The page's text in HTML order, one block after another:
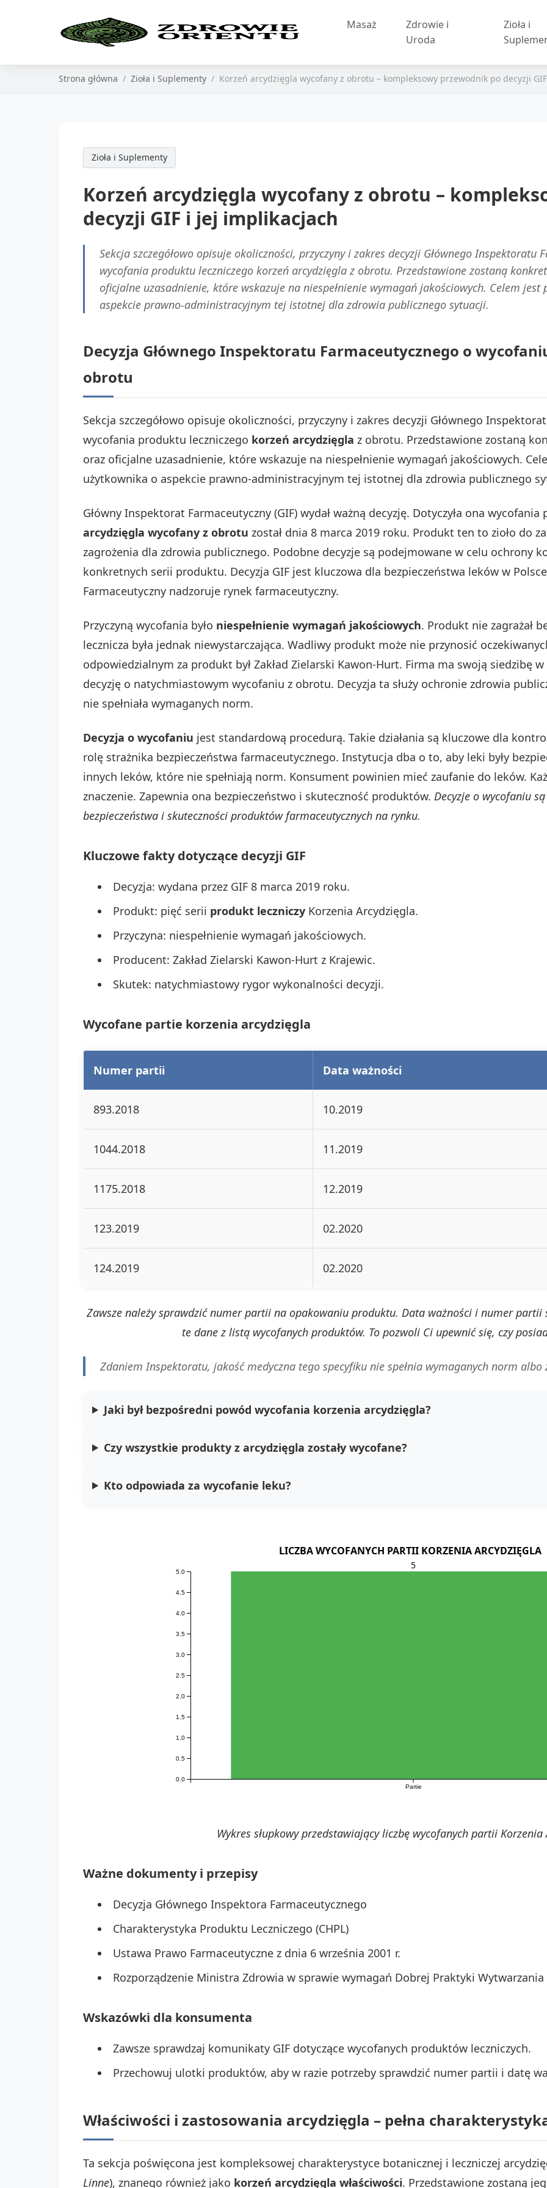
Masaż
Zdrowie i
Uroda
Zioła i
Strona główna Zioła i Suplementy Korzeń arcydzięgla wycofany z obrotu – kompleksowy przewodnik po decyzji
Zioła i Suplementy
Korzeń arcydzięgla wycofany z obrotu –
decyzji GIF i jej implikacjach
Sekcja szczegółowo opisuje okoliczności, przyczyny i zakres decyzji Głównego Inspektoratu
wycofania produktu leczniczego korzeń arcydzięgla z obrotu. Przedstawione zostaną
oficjalne uzasadnienie, które wskazuje na niespełnienie wymagań jakościowych. Celem
aspekcie prawno-administracyjnym tej istotnej dla zdrowia publicznego sytuacji.
Decyzja Głównego Inspektoratu Farmaceutycznego o
obrotu
Sekcja szczegółowo opisuje okoliczności, przyczyny i zakres decyzji Głównego
wycofania produktu leczniczego korzeń arcydzięgla z obrotu. Przedstawione zostaną
oraz oficjalne uzasadnienie, które wskazuje na niespełnienie wymagań jakościowych.
użytkownika o aspekcie prawno-administracyjnym tej istotnej dla zdrowia publicznego
Główny Inspektorat Farmaceutyczny (GIF) wydał ważną decyzję. Dotyczyła ona
arcydzięgla wycofany z obrotu został dnia 8 marca 2019 roku. Produkt ten to zioło do
zagrożenia dla zdrowia publicznego. Podobne decyzje są podejmowane w celu ochrony
konkretnych serii produktu. Decyzja GIF jest kluczowa dla bezpieczeństwa leków w
Farmaceutyczny nadzoruje rynek farmaceutyczny.
Przyczyną wycofania było niespełnienie wymagań jakościowych. Produkt nie zagrażał
lecznicza była jednak niewystarczająca. Wadliwy produkt może nie przynosić
odpowiedzialnym za produkt był Zakład Zielarski Kawon-Hurt. Firma ma swoją siedzibę
decyzję o natychmiastowym wycofaniu z obrotu. Decyzja ta służy ochronie zdrowia
nie spełniała wymaganych norm.
Decyzja o wycofaniu jest standardową procedurą. Takie działania są kluczowe dla
rolę strażnika bezpieczeństwa farmaceutycznego. Instytucja dba o to, aby leki były
innych leków, które nie spełniają norm. Konsument powinien mieć zaufanie do leków.
znaczenie. Zapewnia ona bezpieczeństwo i skuteczność produktów. Decyzje o wycofaniu
bezpieczeństwa i skuteczności produktów farmaceutycznych na rynku.
Kluczowe fakty dotyczące decyzji GIF
Decyzja: wydana przez GIF 8 marca 2019 roku.
Produkt: pięć serii produkt leczniczy Korzenia Arcydzięgla.
Przyczyna: niespełnienie wymagań jakościowych.
Producent: Zakład Zielarski Kawon-Hurt z Krajewic.
Skutek: natychmiastowy rygor wykonalności decyzji.
Wycofane partie korzenia arcydzięgla
Numer partii Data ważności
893.2018 10.2019
1044.2018 11.2019
1175.2018 12.2019
123.2019 02.2020
124.2019 02.2020
Zawsze należy sprawdzić numer partii na opakowaniu produktu. Data ważności i numer
te dane z listą wycofanych produktów. To pozwoli Ci upewnić się, czy
Zdaniem Inspektoratu, jakość medyczna tego specyfiku nie spełnia wymaganych norm albo
Jaki był bezpośredni powód wycofania korzenia arcydzięgla?
Czy wszystkie produkty z arcydzięgla zostały wycofane?
Kto odpowiada za wycofanie leku?
LICZBA WYCOFANYCH PARTII KORZENIA ARCYDZIĘGLA
Partie
0.0
0.5
1.0
1.5
2.0
2.5
3.0
3.5
4.0
4.5
5.0
5
Wykres słupkowy przedstawiający liczbę wycofanych partii Korzenia
Ważne dokumenty i przepisy
Decyzja Głównego Inspektora Farmaceutycznego
Charakterystyka Produktu Leczniczego (CHPL)
Ustawa Prawo Farmaceutyczne z dnia 6 września 2001 r.
Rozporządzenie Ministra Zdrowia w sprawie wymagań Dobrej Praktyki Wytwarzania
Wskazówki dla konsumenta
Zawsze sprawdzaj komunikaty GIF dotyczące wycofanych produktów leczniczych.
Przechowuj ulotki produktów, aby w razie potrzeby sprawdzić numer partii i datę
Właściwości i zastosowania arcydzięgla – pełna
Ta sekcja poświęcona jest kompleksowej charakterystyce botanicznej i leczniczej
Linne), znanego również jako korzeń arcydzięgla właściwości. Przedstawione zostaną